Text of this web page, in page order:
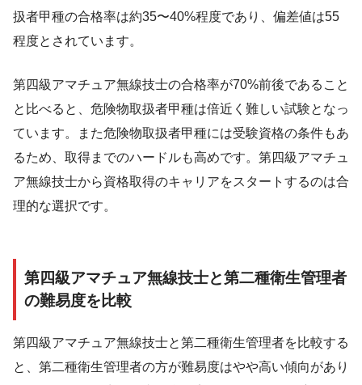
扱者甲種の合格率は約35〜40%程度であり、偏差値は55
程度とされています。
第四級アマチュア無線技士の合格率が70%前後であること
と比べると、危険物取扱者甲種は倍近く難しい試験となっ
ています。また危険物取扱者甲種には受験資格の条件もあ
るため、取得までのハードルも高めです。第四級アマチュ
ア無線技士から資格取得のキャリアをスタートするのは合
理的な選択です。
第四級アマチュア無線技士と第二種衛生管理者
の難易度を比較
第四級アマチュア無線技士と第二種衛生管理者を比較する
と、第二種衛生管理者の方が難易度はやや高い傾向があり